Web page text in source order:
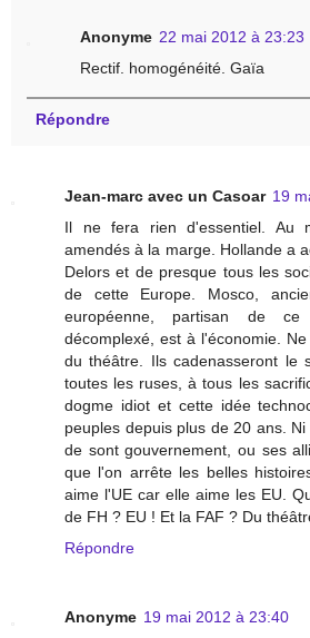
Anonyme 22 mai 2012 à 23:23
Rectif. homogénéité. Gaïa
Répondre
Jean-marc avec un Casoar 19
Il ne fera rien d'essentiel. Au
amendés à la marge. Hollande a
Delors et de presque tous les
de cette Europe. Mosco,
européenne, partisan de ce
décomplexé, est à l'économie.
du théâtre. Ils cadenasseront le
toutes les ruses, à tous les
dogme idiot et cette idée
peuples depuis plus de 20 ans.
de sont gouvernement, ou ses
que l'on arrête les belles
aime l'UE car elle aime les EU.
de FH ? EU ! Et la FAF ? Du
Répondre
Anonyme 19 mai 2012 à 23:40